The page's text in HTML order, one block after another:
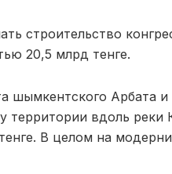
строительство
20,5 млрд тенге.
шымкентского Арбата и
территории вдоль реки
В целом на